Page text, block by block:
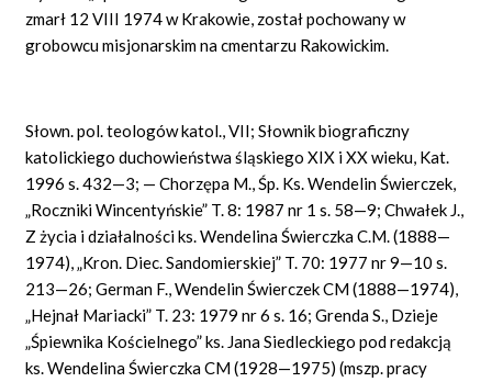
zmarł 12 VIII 1974 w Krakowie, został pochowany w
grobowcu misjonarskim na cmentarzu Rakowickim.
Słown. pol. teologów katol., VII; Słownik biograficzny
katolickiego duchowieństwa śląskiego XIX i XX wieku, Kat.
1996 s. 432—3; — Chorzępa M., Śp. Ks. Wendelin Świerczek,
„Roczniki Wincentyńskie” T. 8: 1987 nr 1 s. 58—9; Chwałek J.,
Z życia i działalności ks. Wendelina Świerczka C.M. (1888—
1974), „Kron. Diec. Sandomierskiej” T. 70: 1977 nr 9—10 s.
213—26; German F., Wendelin Świerczek CM (1888—1974),
„Hejnał Mariacki” T. 23: 1979 nr 6 s. 16; Grenda S., Dzieje
„Śpiewnika Kościelnego” ks. Jana Siedleckiego pod redakcją
ks. Wendelina Świerczka CM (1928—1975) (mszp. pracy